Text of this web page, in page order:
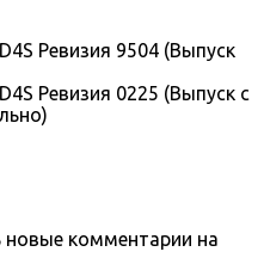
Ревизия 9504 (Выпуск
Ревизия 0225 (Выпуск с
комментарии на